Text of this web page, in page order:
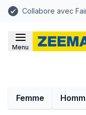
Collabore avec
Menu
Femme